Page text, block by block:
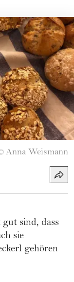
Anna Weismann
gut sind, dass
sie
gehören